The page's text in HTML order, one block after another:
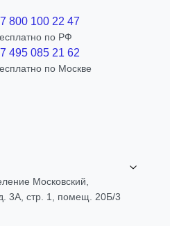
800 100 22 47
по РФ
495 085 21 62
по Москве
Московский,
3А, стр. 1, помещ. 20Б/3